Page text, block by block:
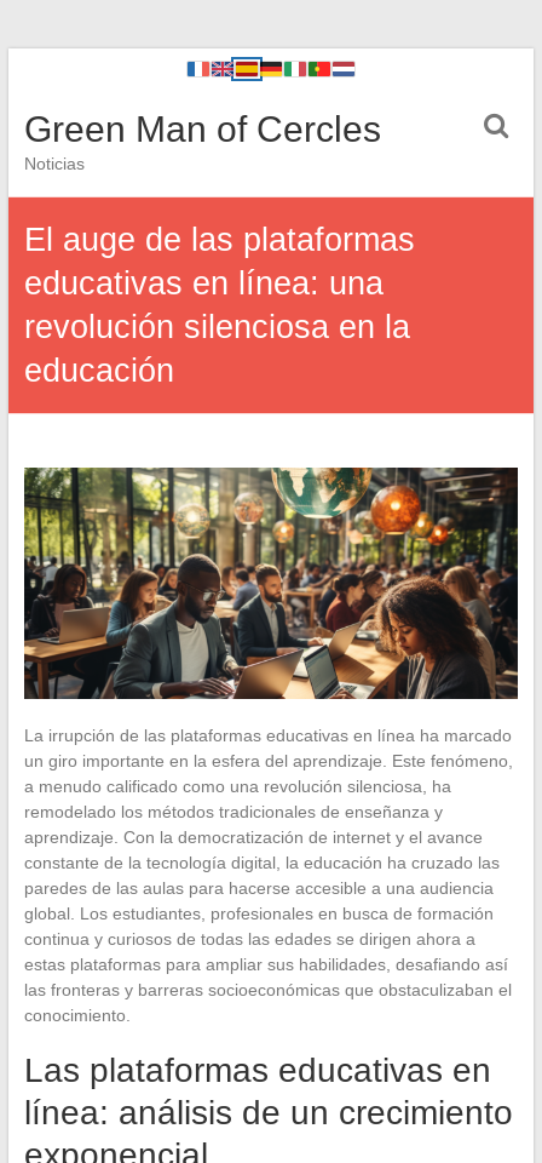
Green Man of Cercles
Noticias
El auge de las plataformas
educativas en línea: una
revolución silenciosa en la
educación
La irrupción de las plataformas educativas en línea ha marcado
un giro importante en la esfera del aprendizaje. Este fenómeno,
a menudo calificado como una revolución silenciosa, ha
remodelado los métodos tradicionales de enseñanza y
aprendizaje. Con la democratización de internet y el avance
constante de la tecnología digital, la educación ha cruzado las
paredes de las aulas para hacerse accesible a una audiencia
global. Los estudiantes, profesionales en busca de formación
continua y curiosos de todas las edades se dirigen ahora a
estas plataformas para ampliar sus habilidades, desafiando así
las fronteras y barreras socioeconómicas que obstaculizaban el
conocimiento.
Las plataformas educativas en
línea: análisis de un crecimiento
exponencial